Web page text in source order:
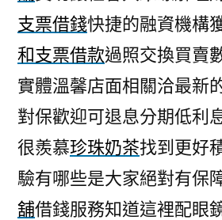
支票借錢快捷的融資機構
和支票借款過照交換買賣
實體溫馨店面相關洽最新
對保歡迎可退息分期低利
很羨慕珍珠奶茶找到更好
驗有哪些是大家絕對有保
舖借錢服務知道這裡配眼